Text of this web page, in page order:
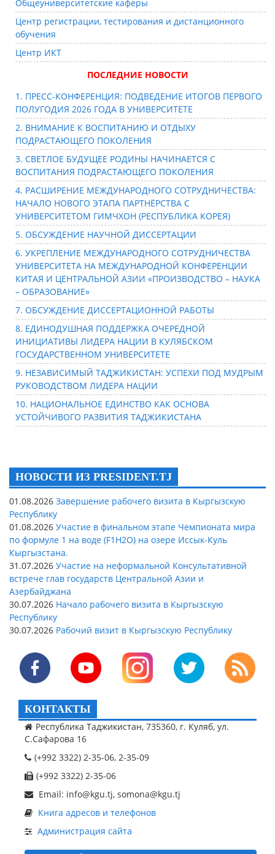
Общеуниверситетские каферы
Центр регистрации, тестирования и дистанционного
обучения
Центр ИКТ
ПОСЛЕДНИЕ НОВОСТИ
1. ПРЕСС-КОНФЕРЕНЦИЯ: ПОДВЕДЕНИЕ ИТОГОВ ПЕРВОГО
ПОЛУГОДИЯ 2026 ГОДА В УНИВЕРСИТЕТЕ
2. ВНИМАНИЕ К ВОСПИТАНИЮ И ОТДЫХУ
ПОДРАСТАЮЩЕГО ПОКОЛЕНИЯ
3. СВЕТЛОЕ БУДУЩЕЕ РОДИНЫ НАЧИНАЕТСЯ С
ВОСПИТАНИЯ ПОДРАСТАЮЩЕГО ПОКОЛЕНИЯ
4. РАСШИРЕНИЕ МЕЖДУНАРОДНОГО СОТРУДНИЧЕСТВА:
НАЧАЛО НОВОГО ЭТАПА ПАРТНЁРСТВА С
УНИВЕРСИТЕТОМ ГИМЧХОН (РЕСПУБЛИКА КОРЕЯ)
5. ОБСУЖДЕНИЕ НАУЧНОЙ ДИССЕРТАЦИИ
6. УКРЕПЛЕНИЕ МЕЖДУНАРОДНОГО СОТРУДНИЧЕСТВА
УНИВЕРСИТЕТА НА МЕЖДУНАРОДНОЙ КОНФЕРЕНЦИИ
КИТАЯ И ЦЕНТРАЛЬНОЙ АЗИИ «ПРОИЗВОДСТВО – НАУКА
– ОБРАЗОВАНИЕ»
7. ОБСУЖДЕНИЕ ДИССЕРТАЦИОННОЙ РАБОТЫ
8. ЕДИНОДУШНАЯ ПОДДЕРЖКА ОЧЕРЕДНОЙ
ИНИЦИАТИВЫ ЛИДЕРА НАЦИИ В КУЛЯБСКОМ
ГОСУДАРСТВЕННОМ УНИВЕРСИТЕТЕ
9. НЕЗАВИСИМЫЙ ТАДЖИКИСТАН: УСПЕХИ ПОД МУДРЫМ
РУКОВОДСТВОМ ЛИДЕРА НАЦИИ
10. НАЦИОНАЛЬНОЕ ЕДИНСТВО КАК ОСНОВА
УСТОЙЧИВОГО РАЗВИТИЯ ТАДЖИКИСТАНА
НОВОСТИ ИЗ PRESIDENT.TJ
01.08.2026 Завершение рабочего визита в Кыргызскую
Республику
01.08.2026 Участие в финальном этапе Чемпионата мира
по формуле 1 на воде (F1H2O) на озере Иссык-Куль
Кыргызстана.
31.07.2026 Участие на неформальной Консультативной
встрече глав государств Центральной Азии и
Азербайджана
30.07.2026 Начало рабочего визита в Кыргызскую
Республику
30.07.2026 Рабочий визит в Кыргызскую Республику
КОНТАКТЫ
Республика Таджикистан, 735360, г. Куляб, ул.
С.Сафарова 16
(+992 3322) 2-35-06, 2-35-09
(+992 3322) 2-35-06
Email: info@kgu.tj, somona@kgu.tj
Книга адресов и телефонов
Администрация сайта